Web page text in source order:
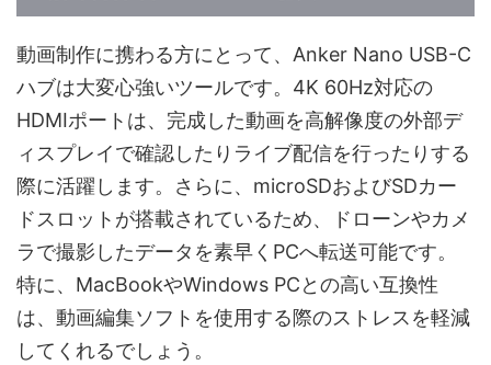
動画制作に携わる方にとって、Anker Nano USB-C
ハブは大変心強いツールです。4K 60Hz対応の
HDMIポートは、完成した動画を高解像度の外部デ
ィスプレイで確認したりライブ配信を行ったりする
際に活躍します。さらに、microSDおよびSDカー
ドスロットが搭載されているため、ドローンやカメ
ラで撮影したデータを素早くPCへ転送可能です。
特に、MacBookやWindows PCとの高い互換性
は、動画編集ソフトを使用する際のストレスを軽減
してくれるでしょう。